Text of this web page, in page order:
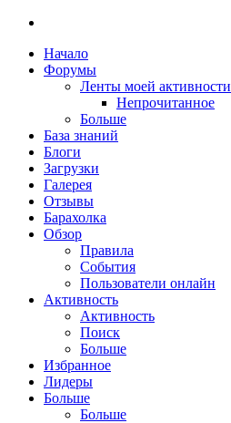
Начало
Форумы
Ленты моей активности
Непрочитанное
Больше
База знаний
Блоги
Загрузки
Галерея
Отзывы
Барахолка
Обзор
Правила
События
Пользователи онлайн
Активность
Активность
Поиск
Больше
Избранное
Лидеры
Больше
Больше